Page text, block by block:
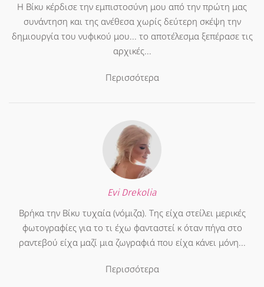
Η Βίκυ κέρδισε την εμπιστοσύνη μου από την πρώτη μας
συνάντηση και της ανέθεσα χωρίς δεύτερη σκέψη την
δημιουργία του νυφικού μου... το αποτέλεσμα ξεπέρασε τις
αρχικές...
Περισσότερα
Evi Drekolia
Βρήκα την Βίκυ τυχαία (νόμιζα). Της είχα στείλει μερικές
φωτογραφίες για το τι έχω φανταστεί κ όταν πήγα στο
ραντεβού είχα μαζί μια ζωγραφιά που είχα κάνει μόνη...
Περισσότερα